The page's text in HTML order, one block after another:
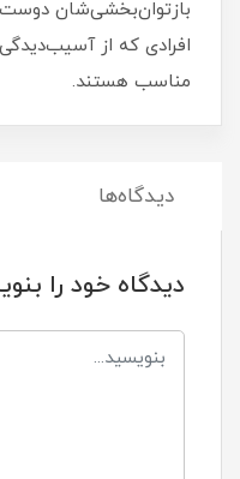
بازتوان‌بخشی‌شان دوست
افرادی که از آسیب‌دیدگی
مناسب هستند.
دیدگاه‌ها
دیدگاه خود را